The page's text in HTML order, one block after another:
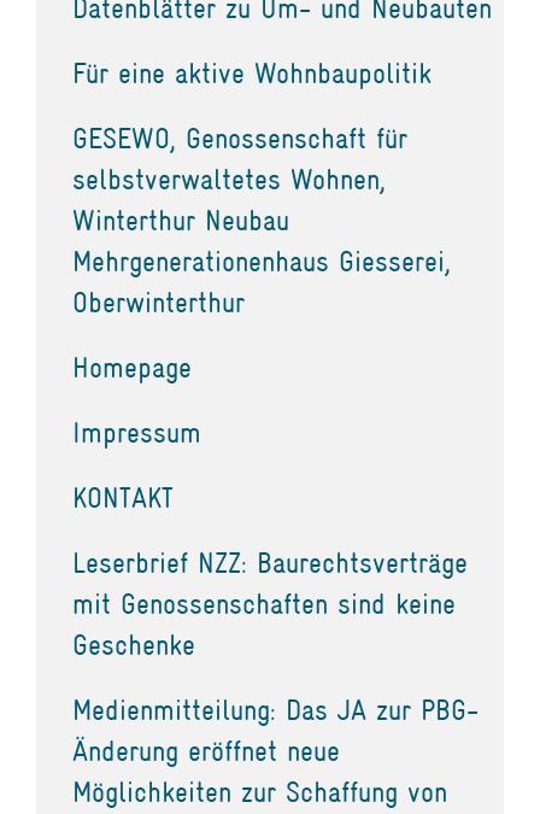
Datenblätter zu Um- und Neubauten
Für eine aktive Wohnbaupolitik
GESEWO, Genossenschaft für
selbstverwaltetes Wohnen,
Winterthur Neubau
Mehrgenerationenhaus Giesserei,
Oberwinterthur
Homepage
Impressum
KONTAKT
Leserbrief NZZ: Baurechtsverträge
mit Genossenschaften sind keine
Geschenke
Medienmitteilung: Das JA zur PBG-
Änderung eröffnet neue
Möglichkeiten zur Schaffung von